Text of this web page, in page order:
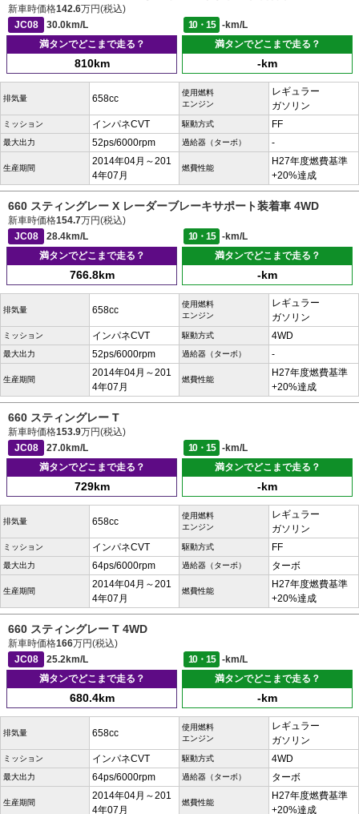
新車時価格142.6万円(税込)
JC08
30.0km/L 10・15
-km/L
満タンでどこまで走る？
810km
満タンでどこまで走る？
-km
排気量 658cc
使用燃料
エンジン
レギュラー
ガソリン
ミッション インパネCVT 駆動方式 FF
最大出力 52ps/6000rpm 過給器（ターボ） -
生産期間
2014年04月～201
4年07月
燃費性能
H27年度燃費基準
+20%達成
660 スティングレー X レーダーブレーキサポート装着車 4WD
新車時価格154.7万円(税込)
JC08
28.4km/L 10・15
-km/L
満タンでどこまで走る？
766.8km
満タンでどこまで走る？
-km
排気量 658cc
使用燃料
エンジン
レギュラー
ガソリン
ミッション インパネCVT 駆動方式 4WD
最大出力 52ps/6000rpm 過給器（ターボ） -
生産期間
2014年04月～201
4年07月
燃費性能
H27年度燃費基準
+20%達成
660 スティングレー T
新車時価格153.9万円(税込)
JC08
27.0km/L 10・15
-km/L
満タンでどこまで走る？
729km
満タンでどこまで走る？
-km
排気量 658cc
使用燃料
エンジン
レギュラー
ガソリン
ミッション インパネCVT 駆動方式 FF
最大出力 64ps/6000rpm 過給器（ターボ） ターボ
生産期間
2014年04月～201
4年07月
燃費性能
H27年度燃費基準
+20%達成
660 スティングレー T 4WD
新車時価格166万円(税込)
JC08
25.2km/L 10・15
-km/L
満タンでどこまで走る？
680.4km
満タンでどこまで走る？
-km
排気量 658cc
使用燃料
エンジン
レギュラー
ガソリン
ミッション インパネCVT 駆動方式 4WD
最大出力 64ps/6000rpm 過給器（ターボ） ターボ
生産期間
2014年04月～201
4年07月
燃費性能
H27年度燃費基準
+20%達成